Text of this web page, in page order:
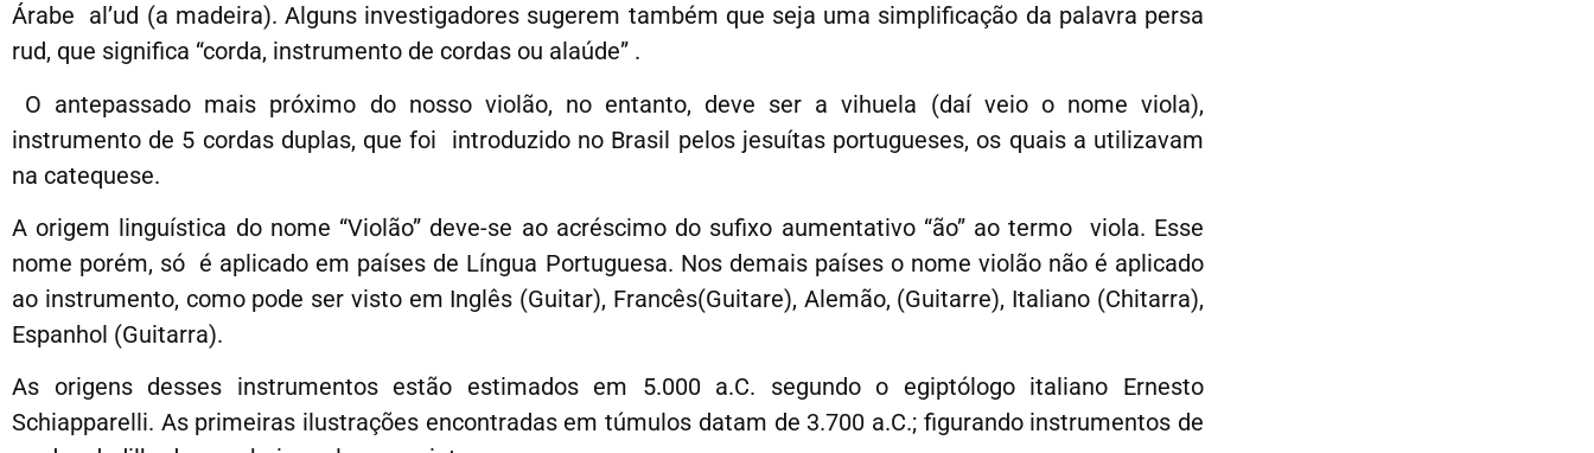
Árabe al’ud (a madeira). Alguns investigadores sugerem também que seja uma simplificação da palavra persa
rud, que significa “corda, instrumento de cordas ou alaúde” .
O antepassado mais próximo do nosso violão, no entanto, deve ser a vihuela (daí veio o nome viola),
instrumento de 5 cordas duplas, que foi introduzido no Brasil pelos jesuítas portugueses, os quais a utilizavam
na catequese.
A origem linguística do nome “Violão” deve-se ao acréscimo do sufixo aumentativo “ão” ao termo viola. Esse
nome porém, só é aplicado em países de Língua Portuguesa. Nos demais países o nome violão não é aplicado
ao instrumento, como pode ser visto em Inglês (Guitar), Francês(Guitare), Alemão, (Guitarre), Italiano (Chitarra),
Espanhol (Guitarra).
As origens desses instrumentos estão estimados em 5.000 a.C. segundo o egiptólogo italiano Ernesto
Schiapparelli. As primeiras ilustrações encontradas em túmulos datam de 3.700 a.C.; figurando instrumentos de